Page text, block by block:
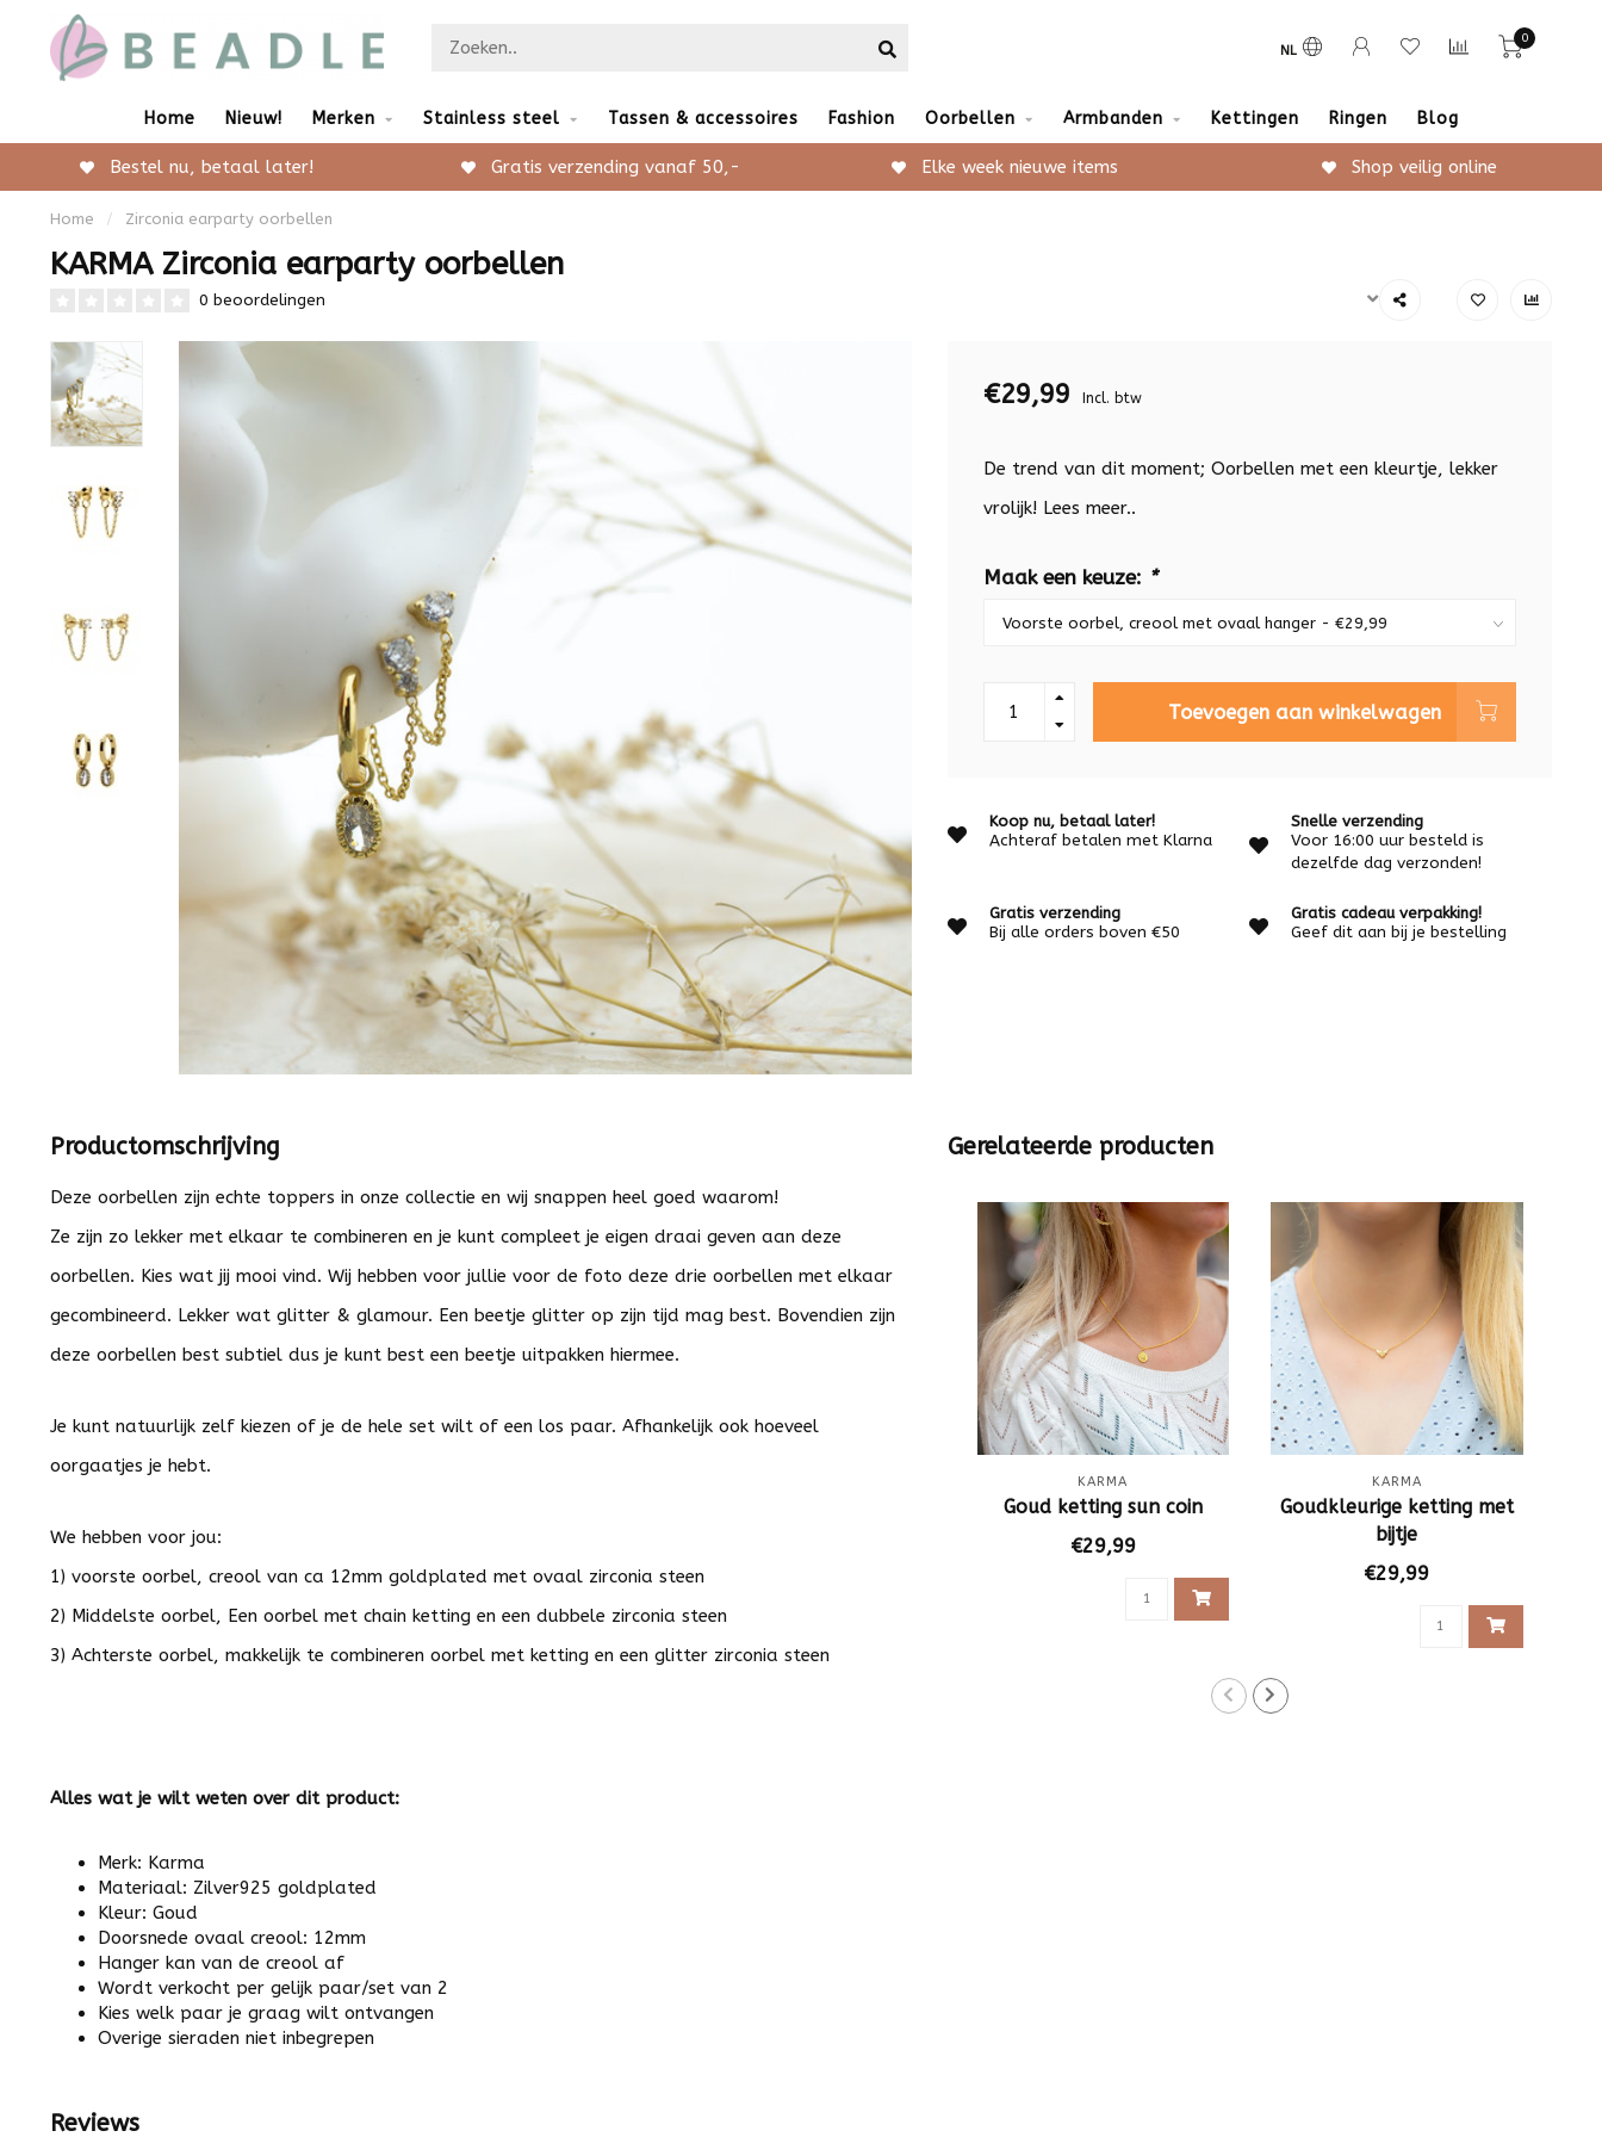
NL
0
Home Nieuw! Merken Stainless steel Tassen & accessoires Fashion Oorbellen Armbanden Kettingen Ringen Blog
Bestel nu, betaal later! Gratis verzending vanaf 50,- Elke week nieuwe items Shop veilig online
Home / Zirconia earparty oorbellen
KARMA Zirconia earparty oorbellen
0 beoordelingen
€29,99 Incl. btw
De trend van dit moment; Oorbellen met een kleurtje, lekker
vrolijk! Lees meer..
Maak een keuze: *
Toevoegen aan winkelwagen
Koop nu, betaal later!
Achteraf betalen met Klarna
Snelle verzending
Voor 16:00 uur besteld is
dezelfde dag verzonden!
Gratis verzending
Bij alle orders boven €50
Gratis cadeau verpakking!
Geef dit aan bij je bestelling
Productomschrijving
Deze oorbellen zijn echte toppers in onze collectie en wij snappen heel goed waarom!
Ze zijn zo lekker met elkaar te combineren en je kunt compleet je eigen draai geven aan deze
oorbellen. Kies wat jij mooi vind. Wij hebben voor jullie voor de foto deze drie oorbellen met elkaar
gecombineerd. Lekker wat glitter & glamour. Een beetje glitter op zijn tijd mag best. Bovendien zijn
deze oorbellen best subtiel dus je kunt best een beetje uitpakken hiermee.
Je kunt natuurlijk zelf kiezen of je de hele set wilt of een los paar. Afhankelijk ook hoeveel
oorgaatjes je hebt.
We hebben voor jou:
1) voorste oorbel, creool van ca 12mm goldplated met ovaal zirconia steen
2) Middelste oorbel, Een oorbel met chain ketting en een dubbele zirconia steen
3) Achterste oorbel, makkelijk te combineren oorbel met ketting en een glitter zirconia steen
Alles wat je wilt weten over dit product:
Merk: Karma
Materiaal: Zilver925 goldplated
Kleur: Goud
Doorsnede ovaal creool: 12mm
Hanger kan van de creool af
Wordt verkocht per gelijk paar/set van 2
Kies welk paar je graag wilt ontvangen
Overige sieraden niet inbegrepen
Reviews
Gerelateerde producten
KARMA
Goud ketting sun coin
€29,99
KARMA
Goudkleurige ketting met
bijtje
€29,99